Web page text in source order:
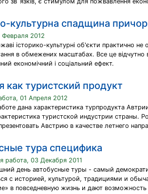
культурна спадщина
Февраля 2012
історико-культурні об'єкти практично
в обмежених масштабах. Все це
економічний і соціальний ефект.
как туристский продукт
01 Апреля 2012
дана характеристика турпродукта
туристской индустрии страны.
Австрию в качестве летнего
тура специфика
работа, 03 Декабря 2011
день автобусные туры - самый
с историей, культурой, традициями и
в повседневную жизнь и дают